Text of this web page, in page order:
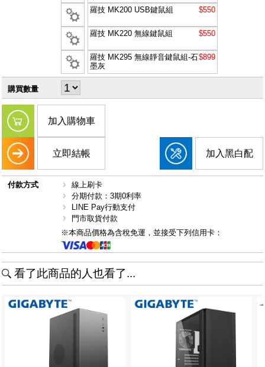
羅技 MK200 USB鍵鼠組 $550
羅技 MK220 無線鍵鼠組 $550
羅技 MK295 無線靜音鍵鼠組-石
墨灰
$899
購買數量
加入購物車
立即結帳 加入黑白配
付款方式
線上刷卡
分期付款：3期0利率
LINE Pay行動支付
門市取貨付款
※本商品價格為含稅免運，並接受下列信用卡：
看了此商品的人也看了...